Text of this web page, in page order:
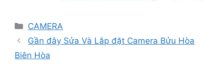
Danh
mục
CAMERA
Gần đây Sửa Và Lắp đặt Camera Bửu Hòa
Biên Hòa